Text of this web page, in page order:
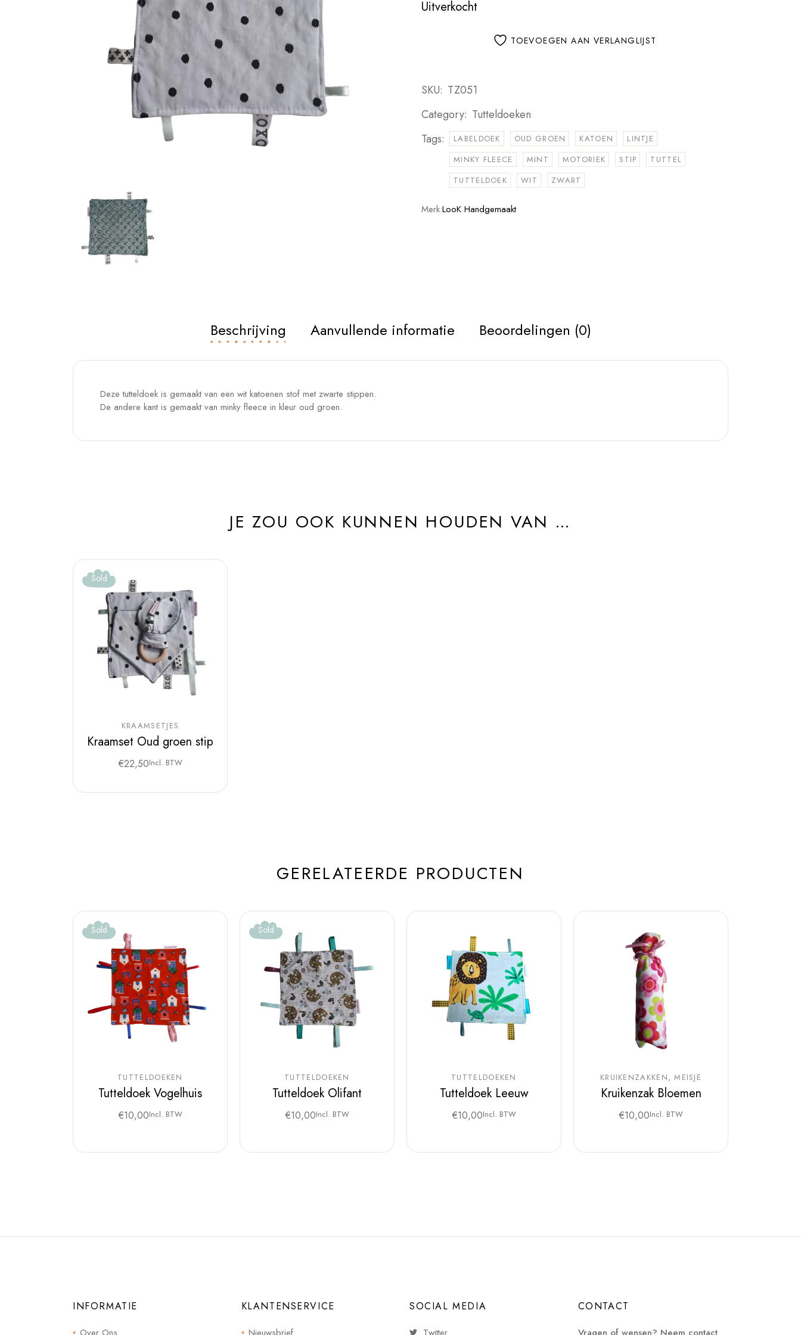
Uitverkocht
TOEVOEGEN AAN VERLANGLIJST
SKU: TZ051
Category: Tutteldoeken
Tags:
LABELDOEK OUD GROEN KATOEN
LINTJE
MINKY FLEECE
MINT MOTORIEK STIP
TUTTEL
TUTTELDOEK
WIT ZWART
Merk:LooK Handgemaakt
Beschrijving Aanvullende informatie Beoordelingen (0)
Deze tutteldoek is gemaakt van een wit katoenen stof met zwarte stippen.
De andere kant is gemaakt van minky fleece in kleur oud groen.
JE ZOU OOK KUNNEN HOUDEN VAN …
Sold
KRAAMSETJES
Kraamset Oud groen stip
€22,50Incl. BTW
GERELATEERDE PRODUCTEN
Sold
TUTTELDOEKEN
Tutteldoek Vogelhuis
€10,00Incl. BTW
Sold
TUTTELDOEKEN
Tutteldoek Olifant
€10,00Incl. BTW
TUTTELDOEKEN
Tutteldoek Leeuw
€10,00Incl. BTW
KRUIKENZAKKEN MEISJE
Kruikenzak Bloemen
€10,00Incl. BTW
INFORMATIE KLANTENSERVICE SOCIAL MEDIA CONTACT